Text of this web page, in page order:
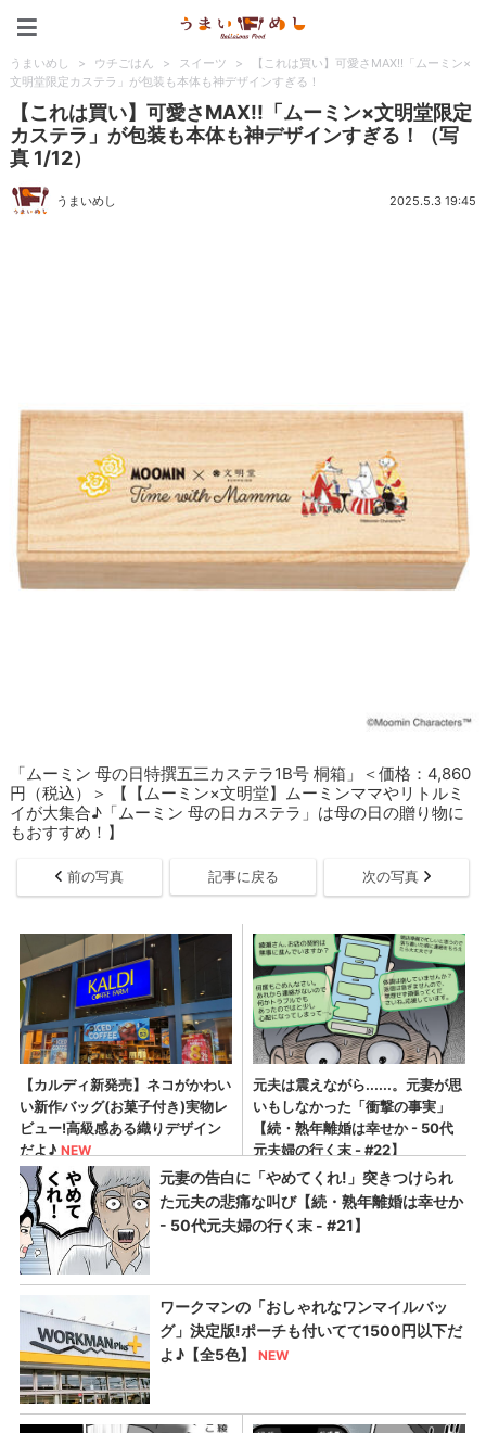
うまいめし > ウチごはん > スイーツ >
【これは買い】可愛さMAX!!「ムーミン×
文明堂限定カステラ」が包装も本体も神デザインすぎる！
【これは買い】可愛さMAX!!「ムーミン×文明堂限定
カステラ」が包装も本体も神デザインすぎる！（写
真 1/12）
うまいめし 2025.5.3 19:45
「ムーミン 母の日特撰五三カステラ1B号 桐箱」＜価格：4,860
円（税込）＞ 【【ムーミン×文明堂】ムーミンママやリトルミ
イが大集合♪「ムーミン 母の日カステラ」は母の日の贈り物に
もおすすめ！】
前の写真 記事に戻る 次の写真